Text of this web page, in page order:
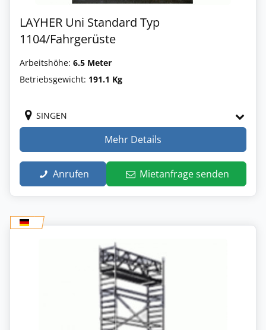
LAYHER Uni Standard Typ
1104/Fahrgerüste
Arbeitshöhe: 6.5 Meter
Betriebsgewicht: 191.1 Kg
SINGEN
Mehr Details
Anrufen Mietanfrage senden